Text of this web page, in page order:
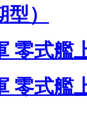
）
零式艦
零式艦